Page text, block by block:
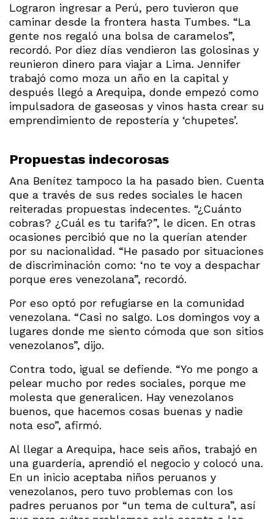
Lograron ingresar a Perú, pero tuvieron que
caminar desde la frontera hasta Tumbes. “La
gente nos regaló una bolsa de caramelos”,
recordó. Por diez días vendieron las golosinas y
reunieron dinero para viajar a Lima. Jennifer
trabajó como moza un año en la capital y
después llegó a Arequipa, donde empezó como
impulsadora de gaseosas y vinos hasta crear su
emprendimiento de repostería y ‘chupetes’.
Propuestas indecorosas
Ana Benítez tampoco la ha pasado bien. Cuenta
que a través de sus redes sociales le hacen
reiteradas propuestas indecentes. “¿Cuánto
cobras? ¿Cuál es tu tarifa?”, le dicen. En otras
ocasiones percibió que no la querían atender
por su nacionalidad. “He pasado por situaciones
de discriminación como: ‘no te voy a despachar
porque eres venezolana”, recordó.
Por eso optó por refugiarse en la comunidad
venezolana. “Casi no salgo. Los domingos voy a
lugares donde me siento cómoda que son sitios
venezolanos”, dijo.
Contra todo, igual se defiende. “Yo me pongo a
pelear mucho por redes sociales, porque me
molesta que generalicen. Hay venezolanos
buenos, que hacemos cosas buenas y nadie
nota eso”, afirmó.
Al llegar a Arequipa, hace seis años, trabajó en
una guardería, aprendió el negocio y colocó una.
En un inicio aceptaba niños peruanos y
venezolanos, pero tuvo problemas con los
padres peruanos por “un tema de cultura”, así